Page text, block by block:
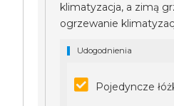
klimatyzacja, a zimą
ogrzewanie
Udogodnienia
Pojedyncze